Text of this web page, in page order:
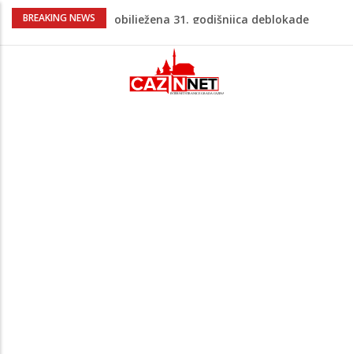
BREAKING NEWS
Porodica iz Krajine u centru afere,
Čestitka povodom Dana Grada Cazina
Velika Kladuša pod udarom požara:
Vatrogasci nadljudskim naporima